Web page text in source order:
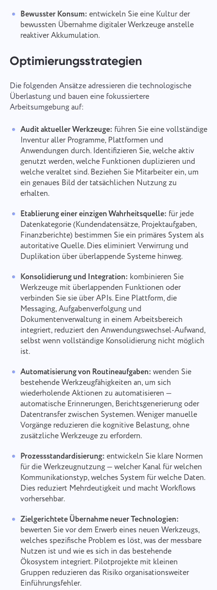
Bewusster Konsum: entwickeln Sie eine Kultur der
bewussten Übernahme digitaler Werkzeuge anstelle
reaktiver Akkumulation.
Optimierungsstrategien
Die folgenden Ansätze adressieren die technologische
Überlastung und bauen eine fokussiertere
Arbeitsumgebung auf:
Audit aktueller Werkzeuge: führen Sie eine vollständige
Inventur aller Programme, Plattformen und
Anwendungen durch. Identifizieren Sie, welche aktiv
genutzt werden, welche Funktionen duplizieren und
welche veraltet sind. Beziehen Sie Mitarbeiter ein, um
ein genaues Bild der tatsächlichen Nutzung zu
erhalten.
Etablierung einer einzigen Wahrheitsquelle: für jede
Datenkategorie (Kundendatensätze, Projektaufgaben,
Finanzberichte) bestimmen Sie ein primäres System als
autoritative Quelle. Dies eliminiert Verwirrung und
Duplikation über überlappende Systeme hinweg.
Konsolidierung und Integration: kombinieren Sie
Werkzeuge mit überlappenden Funktionen oder
verbinden Sie sie über APIs. Eine Plattform, die
Messaging, Aufgabenverfolgung und
Dokumentenverwaltung in einem Arbeitsbereich
integriert, reduziert den Anwendungswechsel-Aufwand,
selbst wenn vollständige Konsolidierung nicht möglich
ist.
Automatisierung von Routineaufgaben: wenden Sie
bestehende Werkzeugfähigkeiten an, um sich
wiederholende Aktionen zu automatisieren —
automatische Erinnerungen, Berichtsgenerierung oder
Datentransfer zwischen Systemen. Weniger manuelle
Vorgänge reduzieren die kognitive Belastung, ohne
zusätzliche Werkzeuge zu erfordern.
Prozessstandardisierung: entwickeln Sie klare Normen
für die Werkzeugnutzung — welcher Kanal für welchen
Kommunikationstyp, welches System für welche Daten.
Dies reduziert Mehrdeutigkeit und macht Workflows
vorhersehbar.
Zielgerichtete Übernahme neuer Technologien:
bewerten Sie vor dem Erwerb eines neuen Werkzeugs,
welches spezifische Problem es löst, was der messbare
Nutzen ist und wie es sich in das bestehende
Ökosystem integriert. Pilotprojekte mit kleinen
Gruppen reduzieren das Risiko organisationsweiter
Einführungsfehler.
Einen Übersetzungsfehler
melden
Geben Sie eine Beschreibung des Problems
zusammen mit der richtigen Option an
Dateien durchsuchenoder ziehen und ablegen
Mit uns in Verbindung treten
Name
Telefonische Nummer
Email
Ihre Nachricht
Senden
Einen Fehler melden
Bitte beschreiben Sie das Problem, auf das Sie
gestoßen sind, detailliert und mit spezifischen
Dateien bei. Ihre aktive Beteiligung hilft uns, die
Benutzererfahrung zu verbessern und einen
besseren Service für alle zu gewährleisten.
Dateien durchsuchenoder ziehen und ablegen
Your message has been sent
successfully
We will contact you soon
Danke, dass Sie Teil von Taskee
Wir werden uns damit auf jeden Fall vertraut
machen und versuchen, es in das Produkt zu
integrieren. Sie helfen uns, jeden Tag besser zu
werden!
Schlagen Sie Ihre Funktion vor
Funktion
Wie es funktioniert
Dateien hochladen
Durch Klicken auf den Button bestätigen Sie
Ihre Zustimmung zur Verarbeitung von
personenbezogene Daten.